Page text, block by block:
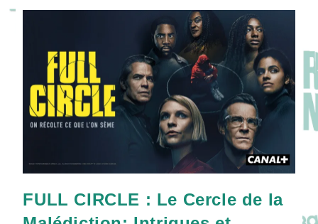
FULL CIRCLE : Le Cercle de la